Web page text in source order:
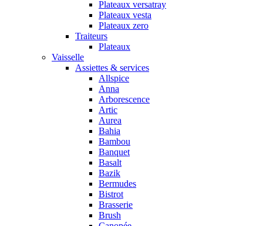
Plateaux versatray
Plateaux vesta
Plateaux zero
Traiteurs
Plateaux
Vaisselle
Assiettes & services
Allspice
Anna
Arborescence
Artic
Aurea
Bahia
Bambou
Banquet
Basalt
Bazik
Bermudes
Bistrot
Brasserie
Brush